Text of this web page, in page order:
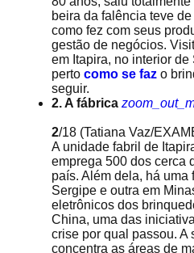
beira da falência teve
como fez com seus
gestão de negócios.
em Itapira, no interior
perto como se faz o
seguir.
2. A fábrica
2/18 (Tatiana Vaz/
A unidade fabril de
emprega 500 dos cerca
país. Além dela, há uma
Sergipe e outra em
eletrônicos dos
China, uma das
crise por qual passou.
concentra as áreas de